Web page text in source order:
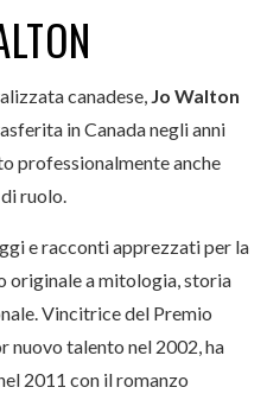
canadese, Jo Walton
in Canada negli anni
professionalmente anche
ruolo.
e racconti apprezzati per la
originale a mitologia, storia
Vincitrice del Premio
nuovo talento nel 2002, ha
2011 con il romanzo